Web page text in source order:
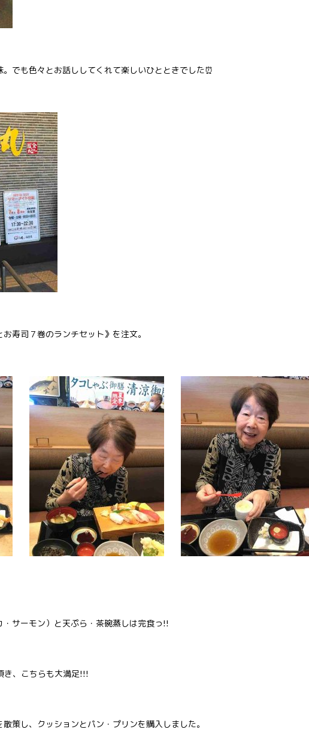
でも色々とお話ししてくれて楽しいひとときでした⏰
寿司７巻のランチセット》を注文。
サーモン）と天ぷら・茶碗蒸しは完食っ!!
、こちらも大満足!!!
策し、クッションとパン・プリンを購入しました。